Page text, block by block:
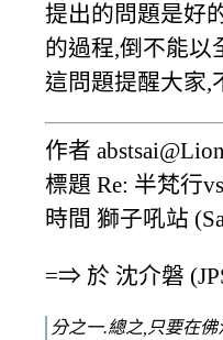
提出的問題是好
的過程,倒不能以
這問題提醒大家,
作者
標題 Re: 半梵行
時間 獅子吼站
=⇒ 於 沈介磐
分之一.總之,只要在